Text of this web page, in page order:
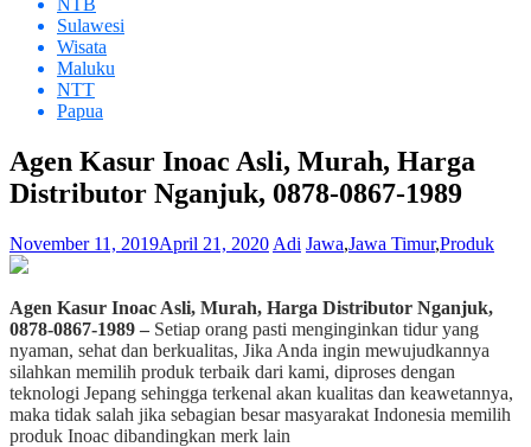
NTB
Sulawesi
Wisata
Maluku
NTT
Papua
Agen Kasur Inoac Asli, Murah, Harga
Distributor Nganjuk, 0878-0867-1989
November 11, 2019April 21, 2020 Adi Jawa,Jawa Timur,Produk
Agen Kasur Inoac Asli, Murah, Harga Distributor Nganjuk,
0878-0867-1989 – Setiap orang pasti menginginkan tidur yang
nyaman, sehat dan berkualitas, Jika Anda ingin mewujudkannya
silahkan memilih produk terbaik dari kami, diproses dengan
teknologi Jepang sehingga terkenal akan kualitas dan keawetannya,
maka tidak salah jika sebagian besar masyarakat Indonesia memilih
produk Inoac dibandingkan merk lain